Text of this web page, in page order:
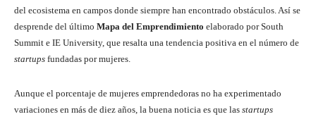
del ecosistema en campos donde siempre han encontrado obstáculos. Así se
desprende del último Mapa del Emprendimiento elaborado por South
Summit e IE University, que resalta una tendencia positiva en el número de
startups fundadas por mujeres.
Aunque el porcentaje de mujeres emprendedoras no ha experimentado
variaciones en más de diez años, la buena noticia es que las startups